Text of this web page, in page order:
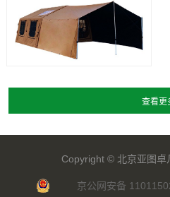
Copyright © 北京亚图卓
京公网安备